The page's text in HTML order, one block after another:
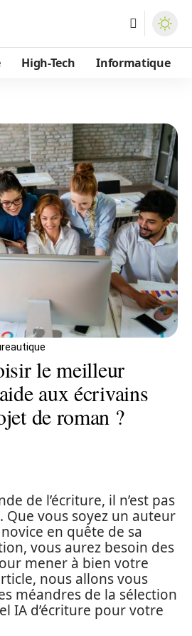
High-Tech Informatique
le meilleur
aux écrivains
de roman ?
de l’écriture, il n’est pas
Que vous soyez un auteur
en quête de sa
vous aurez besoin des
mener à bien votre
nous allons vous
méandres de la sélection
IA d’écriture pour votre